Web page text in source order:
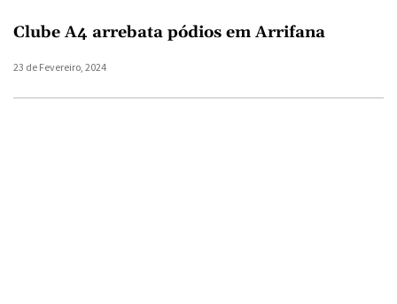
Clube A4 arrebata pódios em Arrifana
23 de Fevereiro, 2024